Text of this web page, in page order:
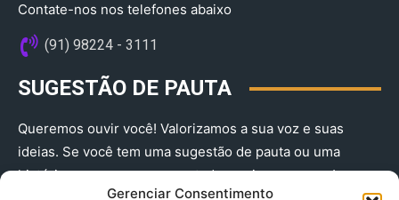
Gerenciar Consentimento
Contate-nos nos telefones abaixo
(91) 98224 - 3111
SUGESTÃO DE PAUTA
Queremos ouvir você! Valorizamos a sua voz e suas
ideias. Se você tem uma sugestão de pauta ou uma
história que merece ser contada, envie-nos agora!